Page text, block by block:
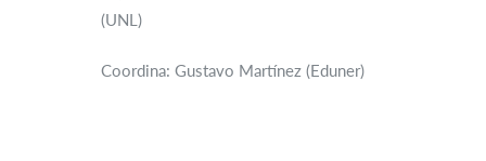
(UNL)
Coordina: Gustavo Martínez (Eduner)